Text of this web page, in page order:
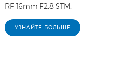
RF 16mm F2.8 STM.
УЗНАЙТЕ БОЛЬШЕ